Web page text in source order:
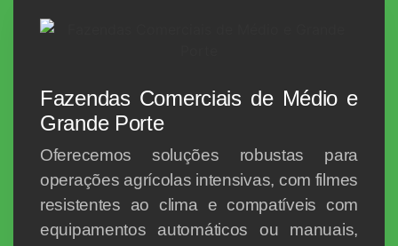
Fazendas Comerciais de Médio e
Grande Porte
Oferecemos soluções robustas para
operações agrícolas intensivas, com filmes
resistentes ao clima e compatíveis com
equipamentos automáticos ou manuais,